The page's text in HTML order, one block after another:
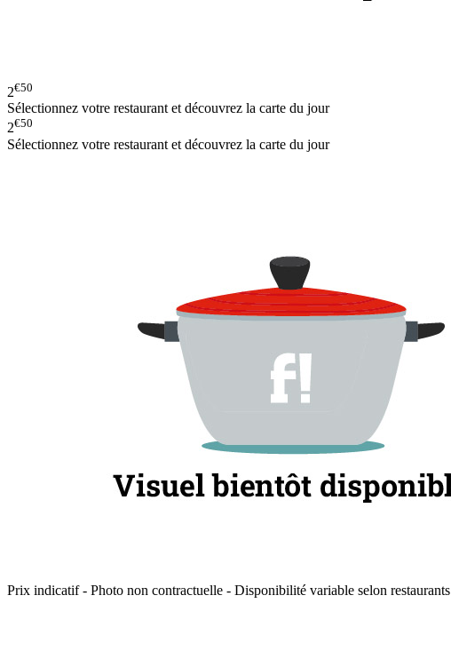
2€50
Sélectionnez votre restaurant et découvrez la carte du jour
2€50
Sélectionnez votre restaurant et découvrez la carte du jour
Prix indicatif - Photo non contractuelle - Disponibilité variable selon restaurants